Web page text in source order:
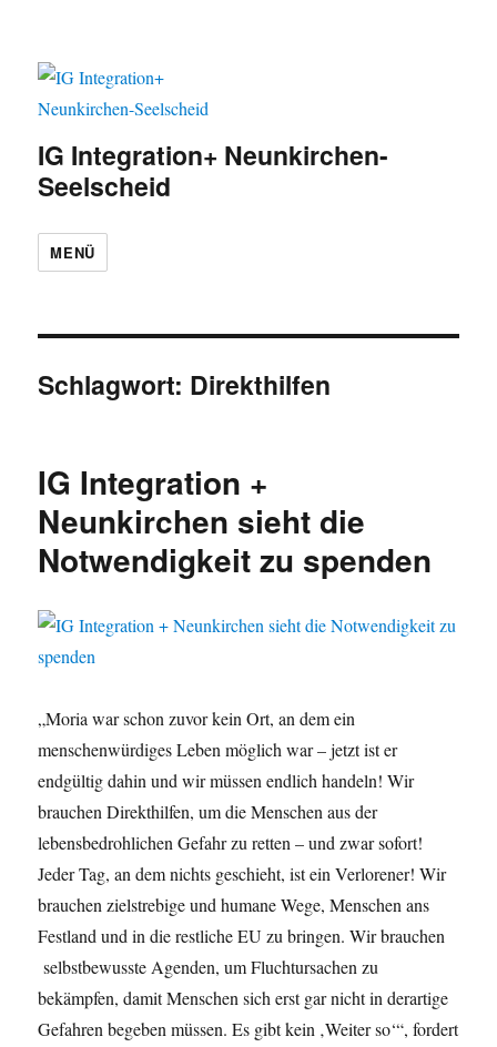
IG Integration+ Neunkirchen-
Seelscheid
MENÜ
Schlagwort: Direkthilfen
IG Integration +
Neunkirchen sieht die
Notwendigkeit zu spenden
„Moria war schon zuvor kein Ort, an dem ein
menschenwürdiges Leben möglich war – jetzt ist er
endgültig dahin und wir müssen endlich handeln! Wir
brauchen Direkthilfen, um die Menschen aus der
lebensbedrohlichen Gefahr zu retten – und zwar sofort!
Jeder Tag, an dem nichts geschieht, ist ein Verlorener! Wir
brauchen zielstrebige und humane Wege, Menschen ans
Festland und in die restliche EU zu bringen. Wir brauchen
selbstbewusste Agenden, um Fluchtursachen zu
bekämpfen, damit Menschen sich erst gar nicht in derartige
Gefahren begeben müssen. Es gibt kein ‚Weiter so‘“, fordert